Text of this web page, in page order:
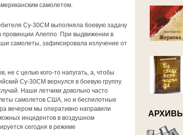
самолетом.
Су-30СМ выполняла боевую задачу
провинции Алеппо. При выдвижении в
самолеты, зафиксировала излучение от
не с целью кого-то напугать, а, чтобы
Су-30СМ вернулся в боевую группу
Наши летчики довольно часто
самолетов США, но и беспилотные
вечером мы оперативно направили
инцидентов в воздушном
сегодня в режиме
АРХИВЫ